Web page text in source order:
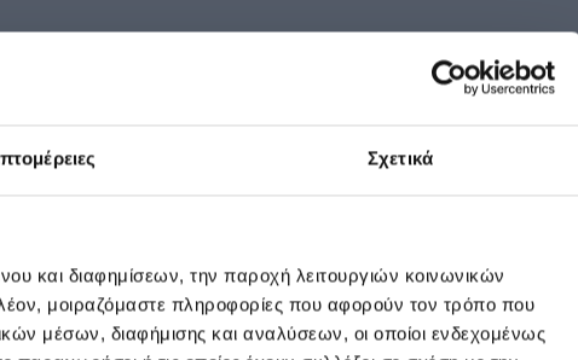
Σχετικά
και διαφημίσεων, την παροχή λειτουργιών κοινωνικών
μοιραζόμαστε πληροφορίες που αφορούν τον τρόπο που
μέσων, διαφήμισης και αναλύσεων, οι οποίοι ενδεχομένως